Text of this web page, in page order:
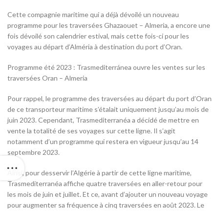
Cette compagnie maritime qui a déjà dévoilé un nouveau
programme pour les traversées Ghazaouet – Almeria, a encore une
fois dévoilé son calendrier estival, mais cette fois-ci pour les
voyages au départ d’Alméria à destination du port d’Oran.
Programme été 2023 : Trasmediterránea ouvre les ventes sur les
traversées Oran – Almeria
Pour rappel, le programme des traversées au départ du port d’Oran
de ce transporteur maritime s’étalait uniquement jusqu’au mois de
juin 2023. Cependant, Trasmediterranéa a décidé de mettre en
vente la totalité de ses voyages sur cette ligne. Il s’agit
notamment d’un programme qui restera en vigueur jusqu’au 14
septembre 2023.
Ainsi, pour desservir l’Algérie à partir de cette ligne maritime,
Trasmediterranéa affiche quatre traversées en aller-retour pour
les mois de juin et juillet. Et ce, avant d’ajouter un nouveau voyage
pour augmenter sa fréquence à cinq traversées en août 2023. Le